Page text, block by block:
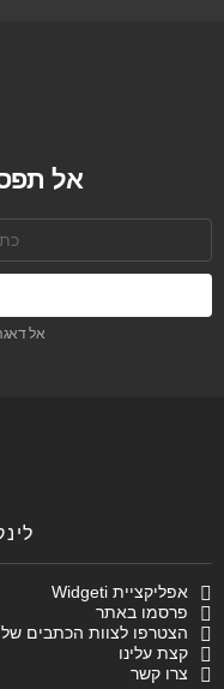
אל
אל
אפליקציית Widgeti
פרסמו באתר
הצטרפו לצוות הכתבים של Widgeti
קצת עלינו
צרו קשר